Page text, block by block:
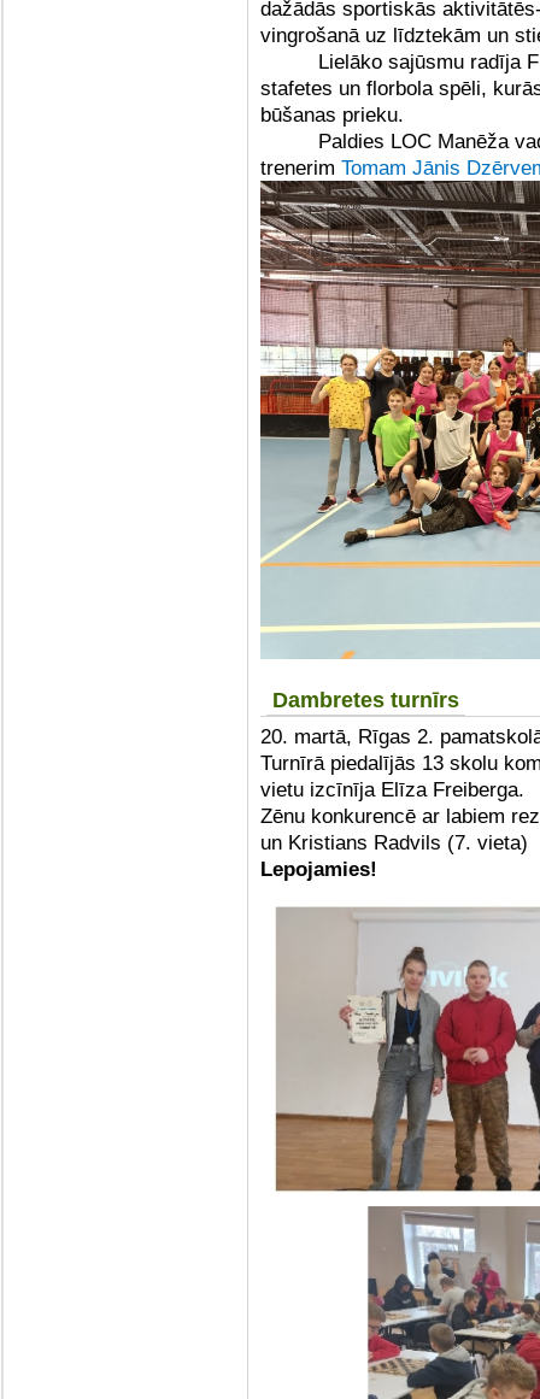
dažādās sportiskās
vingrošanā uz līdztekām un
Lielāko sajūsmu radīja
stafetes un florbola spēli,
būšanas prieku.
Paldies LOC Manēža
trenerim Tomam Jānis
Dambretes turnīrs
20. martā, Rīgas 2.
Turnīrā piedalījās 13 skolu
vietu izcīnīja Elīza Freiberga.
Zēnu konkurencē ar labiem
un Kristians Radvils (7. vieta)
Lepojamies!